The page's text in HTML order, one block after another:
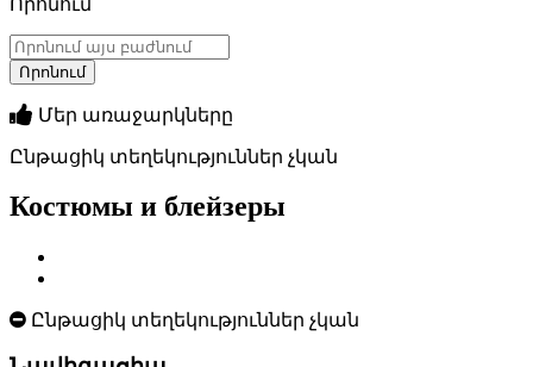
Մեր առաջարկները
Ընթացիկ տեղեկություններ չկան
Костюмы и блейзеры
Ընթացիկ տեղեկություններ չկան